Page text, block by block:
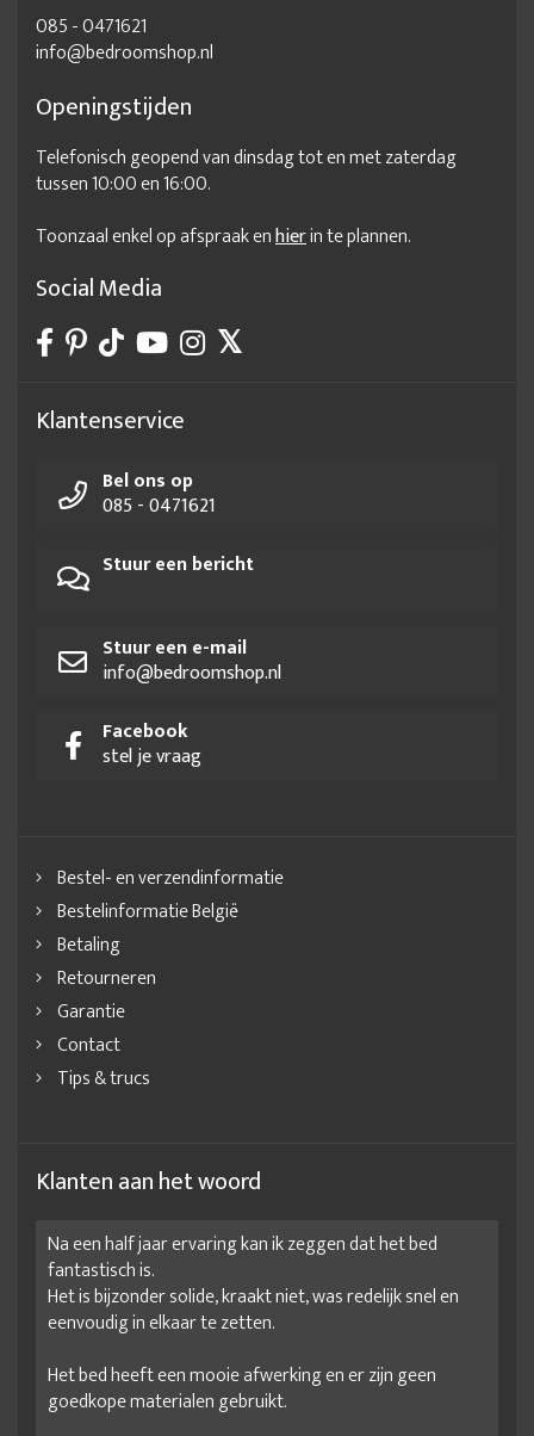
085 - 0471621
info@bedroomshop.nl
Openingstijden
Telefonisch geopend van dinsdag tot en met zaterdag
tussen 10:00 en 16:00.
Toonzaal enkel op afspraak enhierin te plannen.
Social Media
Klantenservice
Bel ons op
085 - 0471621
Stuur een bericht
Stuur een e-mail
info@bedroomshop.nl
Facebook
stel je vraag
Bestel- en verzendinformatie
Bestelinformatie België
Betaling
Retourneren
Garantie
Contact
Tips & trucs
Klanten aan het woord
Na een half jaar ervaring kan ik zeggen dat het bed
fantastisch is.
Het is bijzonder solide, kraakt niet, was redelijk snel en
eenvoudig in elkaar te zetten.
Het bed heeft een mooie afwerking en er zijn geen
goedkope materialen gebruikt.